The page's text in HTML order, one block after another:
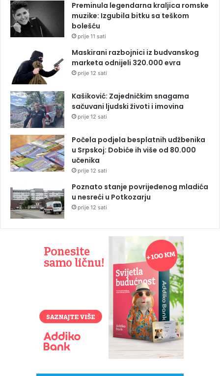
Preminula legendarna kraljica romske
muzike: Izgubila bitku sa teškom
bolešću
prije 11 sati
Maskirani razbojnici iz budvanskog
marketa odnijeli 320.000 evra
prije 12 sati
Kašiković: Zajedničkim snagama
sačuvani ljudski životi i imovina
prije 12 sati
Počela podjela besplatnih udžbenika
u Srpskoj: Dobiće ih više od 80.000
učenika
prije 12 sati
Poznato stanje povrijeđenog mladića
u nesreći u Potkozarju
prije 12 sati